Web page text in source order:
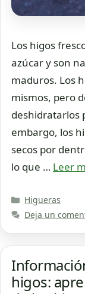
Los higos
azúcar y son
maduros. Los
mismos, pero
deshidratarlos
embargo, los
secos por
lo que … Leer
Categorías
Higueras
Deja un
higos: